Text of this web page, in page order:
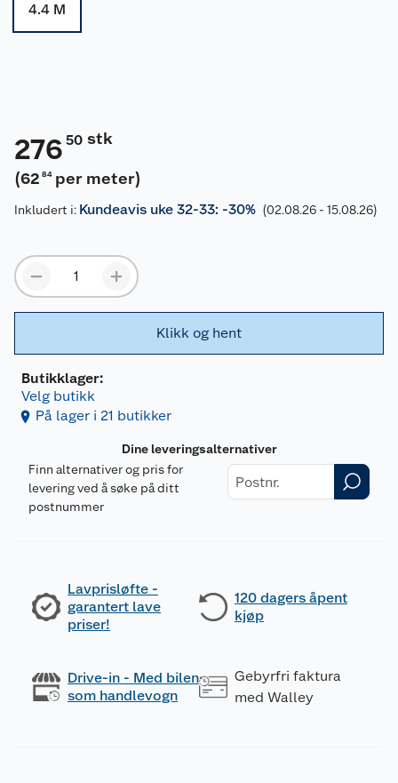
4.4 M
276 50 stk
(62 84 per meter)
Inkludert i: Kundeavis uke 32-33: -30% (02.08.26 - 15.08.26)
Klikk og hent
Butikklager:
Velg butikk
På lager i 21 butikker
Dine leveringsalternativer
Finn alternativer og pris for
levering ved å søke på ditt
postnummer
Lavprisløfte -
garantert lave
priser!
120 dagers åpent
kjøp
Drive-in - Med bilen
som handlevogn
Gebyrfri faktura
med Walley